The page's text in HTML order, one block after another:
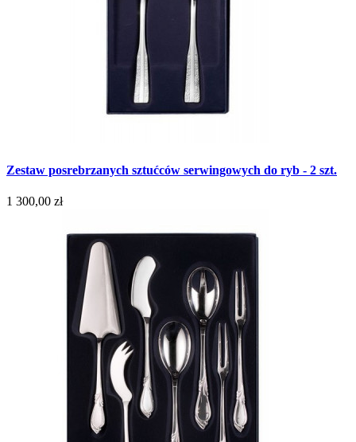
Zestaw posrebrzanych sztućców serwingowych do ryb - 2 szt.
1 300,00 zł